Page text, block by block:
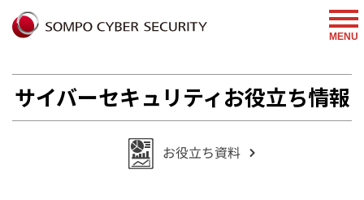
MENU
サイバーセキュリティお役立ち情報